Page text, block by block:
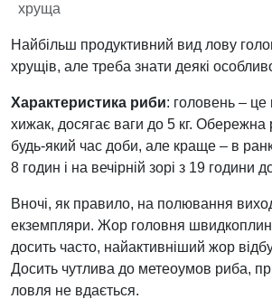
хруща
Найбільш продуктивний вид лову
хрущів, але треба знати деякі
Характеристика риби: головень – це
хижак, досягає ваги до 5 кг. Обережна
будь-який час доби, але краще – в
8 годин і на вечірній зорі з 19 години
Вночі, як правило, на полювання
екземпляри. Жор головня
досить часто, найактивніший жор
Досить чутлива до метеоумов риба,
ловля не вдається.